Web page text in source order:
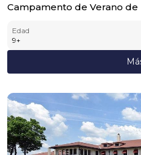
Campamento de Verano de
Edad
9+